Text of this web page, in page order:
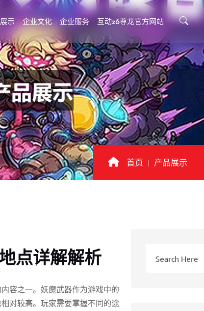
示 企业文化 企业服务 互动z6尊龙官方网站
首页 产品展示
点详解解析
容之一。妖魔武器作为游戏中的
对较高。玩家需要掌握不同的途